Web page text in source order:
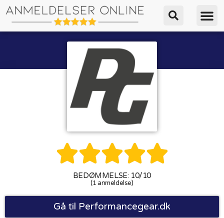

BEDØMMELSE: 10/10
(1 anmeldelse)
Gå til Performancegear.dk